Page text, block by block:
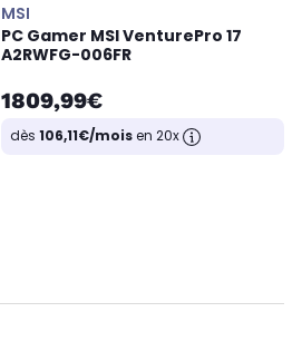
MSI
PC Gamer MSI VenturePro 17
A2RWFG-006FR
1809,99€
dès 106,11€/moisen 20x